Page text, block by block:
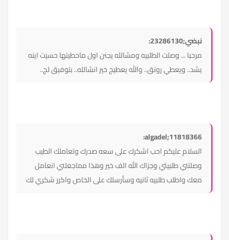
نبضي;23286130:
مرحبا ... وصلت الطلبيه ومشالله يجنن اول ماحطيتها حسيت اينه
يشد.. ويعطي رونق.. والله يعطيج خير انشالله.. بتوفيق لج..
algadel;11818366:
السلام عليكم احب اشكرك على سعه صدرك وتعاملك الطيب
وصلتني طلبيتي وجزاك الله الف خير وهذا مماجعلني انعامل
معك واطلب طلبيه ثانيه وسأرسلك على الخاص واكرر شكري لك